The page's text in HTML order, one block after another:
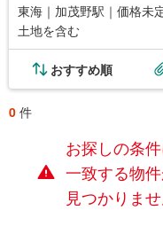
東海｜加茂野駅｜価格未
土地を含む
おすすめ順
0 件
お探しの条
一致する物
見つかりま